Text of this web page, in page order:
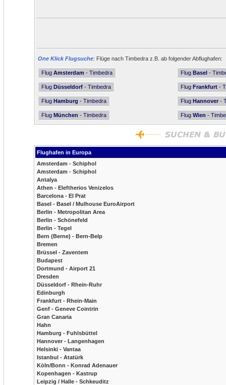
One Klick Flugsuche: Flüge nach Timbedra z.B. ab folgender Abflughafen:
Flug Amsterdam - Timbedra Flug Basel -
Flug Düsseldorf - Timbedra Flug Frankfurt -
Flug Hamburg - Timbedra Flug Hannover -
Flug München - Timbedra Flug Wien -
Flughafen in Europa
Amsterdam - Schiphol
Amsterdam - Schiphol
Antalya
Athen - Eleftherios Venizelos
Barcelona - El Prat
Basel - Basel / Mulhouse EuroAirport
Berlin - Metropolitan Area
Berlin - Schönefeld
Berlin - Tegel
Bern (Berne) - Bern-Belp
Bremen
Brüssel - Zaventem
Budapest
Dortmund - Airport 21
Dresden
Düsseldorf - Rhein-Ruhr
Edinburgh
Frankfurt - Rhein-Main
Genf - Geneve Cointrin
Gran Canaria
Hahn
Hamburg - Fuhlsbüttel
Hannover - Langenhagen
Helsinki - Vantaa
Istanbul - Atatürk
Köln/Bonn - Konrad Adenauer
Kopenhagen - Kastrup
Leipzig / Halle - Schkeuditz